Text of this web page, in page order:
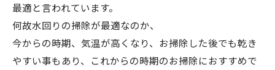
最適と言われています。
何故水回りの掃除が最適なのか、
今からの時期、気温が高くなり、お掃除した後でも乾き
やすい事もあり、これからの時期のお掃除におすすめで